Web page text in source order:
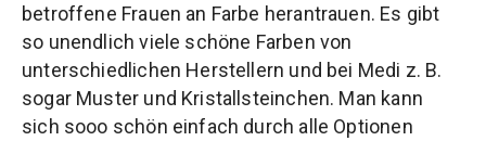
betroffene Frauen an Farbe herantrauen. Es gibt
so unendlich viele schöne Farben von
unterschiedlichen Herstellern und bei Medi z. B.
sogar Muster und Kristallsteinchen. Man kann
sich sooo schön einfach durch alle Optionen